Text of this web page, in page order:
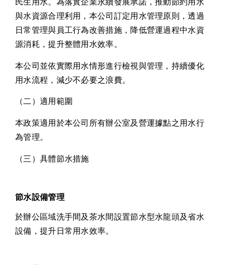
民生用水。為落實企業永續發展承諾，推動節約用水
與水資源合理利用，本公司訂定用水管理原則，透過
日常管理與員工行為改善措施，降低營運過程中水資
源消耗，提升整體用水效率。
本公司並依實際用水情形進行檢視與管理，持續優化
用水流程，減少不必要之浪費。
（二）適用範圍
本政策適用於本公司所有辦公室及營運據點之用水行
為管理。
（三）具體節水措施
節水設備管理
於辦公區域洗手間及茶水間設置節水型水龍頭及省水
設備，提升日常用水效率。